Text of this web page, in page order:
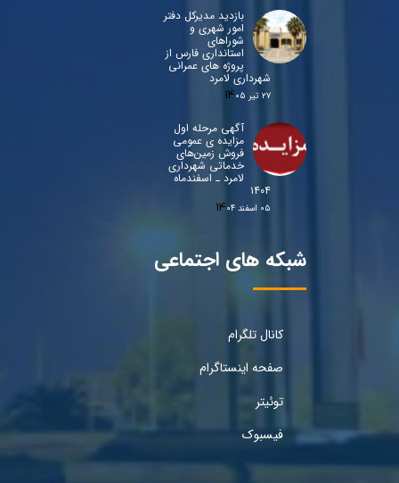
بازدید مدیرکل دفتر
امور شهری و
شوراهای
استانداری فارس از
پروژه های عمرانی
شهرداری لامرد
۲۷ تیر ۰۵
آگهی مرحله اول
مزایده ی عمومی
فروش زمین‌های
خدماتی شهرداری
لامرد ـ اسفندماه
۱۴۰۴
۰۵ اسفند ۰۴
شبکه های اجتماعی
کانال تلگرام
صفحه اینستاگرام
توئیتر
فیسبوک